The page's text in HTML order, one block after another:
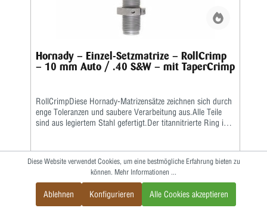
Genauigkeit.Aufsetzer-Matrizen sind in 80 Kalibern
erhältlich, entweder einzeln oder gebündelt mit einer
Kalibriermatrize in voller Länge im Bench Rest Matrizen-Set.
Hornady – Einzel-Setzmatrize – RollCrimp
– 10 mm Auto / .40 S&W – mit TaperCrimp
RollCrimpDiese Hornady-Matrizensätze zeichnen sich durch
enge Toleranzen und saubere Verarbeitung aus.Alle Teile
sind aus legiertem Stahl gefertigt.Der titannitrierte Ring in
44,95 €
Diese Website verwendet Cookies, um eine bestmögliche Erfahrung bieten zu
können. Mehr Informationen ...
Ablehnen Konfigurieren Alle Cookies akzeptieren